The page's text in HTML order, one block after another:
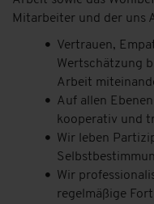
Mitarbeiter und der uns
Vertrauen,
Wertschätzung
Arbeit
Auf allen
kooperativ und
Wir leben
Wir
regelmäßige